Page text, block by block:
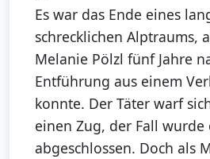
Es war das Ende eines
schrecklichen Alptraums,
Melanie Pölzl fünf Jahre
Entführung aus einem
konnte. Der Täter warf
einen Zug, der Fall wurde
abgeschlossen. Doch als